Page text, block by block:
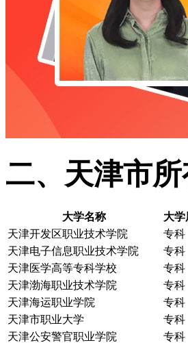
二、天津市
大学名称 大学
天津开发区职业技术学院
专科
天津电子信息职业技术学院
专科
天津医学高等专科学校
专科
天津渤海职业技术学院
专科
天津海运职业学院
专科
天津市职业大学
专科
天津公安警官职业学院
专科